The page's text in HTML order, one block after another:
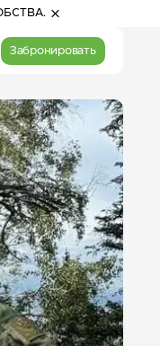
Забронировать
работы
дорог
отдых